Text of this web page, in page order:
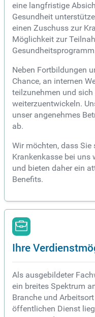
eine langfristige
Gesundheit
einen Zuschuss zur
Möglichkeit zur
Neben Fortbildungen
Chance, an internen
teilzunehmen und
weiterzuentwickeln.
unser angenehmes
ab.
Wir möchten, dass
Krankenkasse bei
und bieten daher ein
Benefits.
Ihre
Als ausgebildeter
ein breites Spektrum
Branche und
öffentlichen Dienst